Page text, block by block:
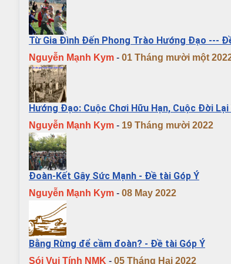
Từ Gia Đình Đến Phong Trào Hướng Đạo ---
Nguyễn Mạnh Kym - 01 Tháng mười một
Hướng Đạo: Cuộc Chơi Hữu Hạn, Cuộc Đời
Nguyễn Mạnh Kym - 19 Tháng mười 2022
Đoàn-Kết Gây Sức Mạnh - Đề tài Góp Ý
Nguyễn Mạnh Kym - 08 May 2022
Bằng Rừng để cầm đoàn? - Đề tài Góp Ý
Sói Vui Tính NMK - 05 Tháng Hai 2022